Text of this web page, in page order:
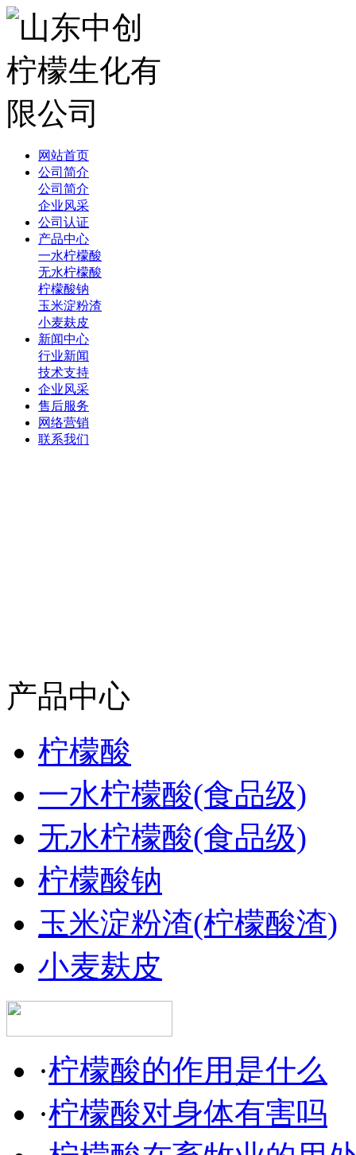
网站首页
公司简介
公司简介
企业风采
公司认证
产品中心
一水柠檬酸
无水柠檬酸
柠檬酸钠
玉米淀粉渣
小麦麸皮
新闻中心
行业新闻
技术支持
企业风采
售后服务
网络营销
联系我们
产品中心
柠檬酸
一水柠檬酸(食品级)
无水柠檬酸(食品级)
柠檬酸钠
玉米淀粉渣(柠檬酸渣)
小麦麸皮
·柠檬酸的作用是什么
·柠檬酸对身体有害吗